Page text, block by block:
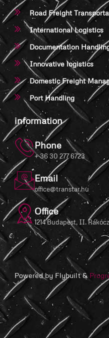
Road Freight
International Logistics
Documentation
Innovative logistics
Domestic Freight
Port Handling
information
Phone
+ 36 30 277 6723
Email
office@transtar.hu
Office
1214 Budapest, II.
Powered by Flybuilt &